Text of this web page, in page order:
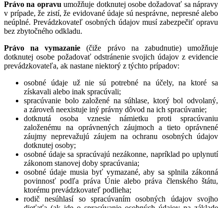
Právo na opravu umožňuje dotknutej osobe dožadovať sa nápravy
v prípade, že zistí, že evidované údaje sú nesprávne, nepresné alebo
neúplné. Prevádzkovateľ osobných údajov musí zabezpečiť opravu
bez zbytočného odkladu.
Právo na vymazanie (čiže právo na zabudnutie) umožňuje
dotknutej osobe požadovať odstránenie svojich údajov z evidencie
prevádzkovateľa, ak nastane niektorý z týchto prípadov:
osobné údaje už nie sú potrebné na účely, na ktoré sa
získavali alebo inak spracúvali;
spracúvanie bolo založené na súhlase, ktorý bol odvolaný,
a zároveň neexistuje iný právny dôvod na ich spracúvanie;
dotknutá osoba vznesie námietku proti spracúvaniu
založenému na oprávnených záujmoch a tieto oprávnené
záujmy neprevažujú záujem na ochranu osobných údajov
dotknutej osoby;
osobné údaje sa spracúvajú nezákonne, napríklad po uplynutí
zákonom stanovej doby spracúvania;
osobné údaje musia byť vymazané, aby sa splnila zákonná
povinnosť podľa práva Únie alebo práva členského štátu,
ktorému prevádzkovateľ podlieha;
rodič nesúhlasí so spracúvaním osobných údajov svojho